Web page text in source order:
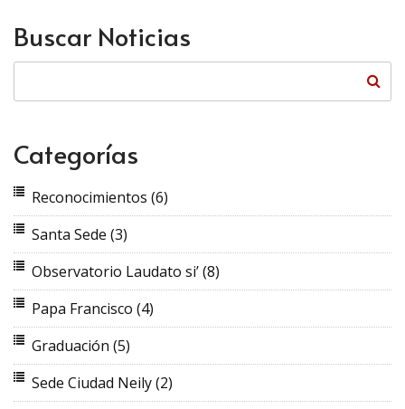
Buscar Noticias
Categorías
Reconocimientos (6)
Santa Sede (3)
Observatorio Laudato si’(8)
Papa Francisco (4)
Graduación (5)
Sede Ciudad Neily(2)